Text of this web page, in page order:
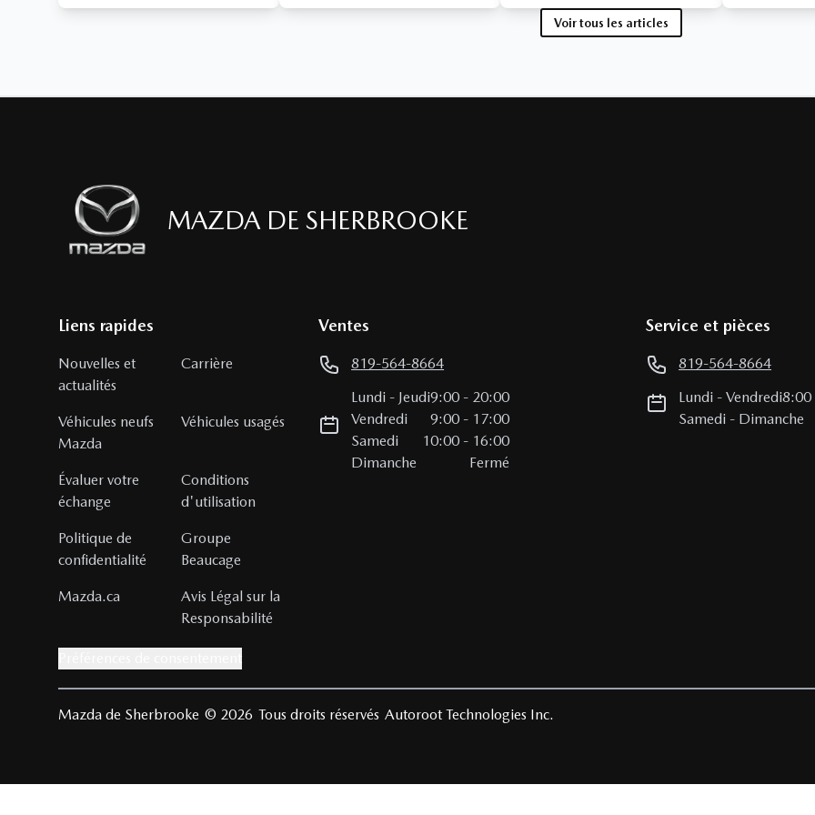
Voir tous les articles
MAZDA DE SHERBROOKE
Liens rapides
Nouvelles et
actualités
Carrière
Véhicules neufs
Mazda
Véhicules usagés
Évaluer votre
échange
Conditions
d'utilisation
Politique de
confidentialité
Groupe
Beaucage
Mazda.ca
Avis Légal sur la
Responsabilité
Ventes
819-564-8664
Lundi - Jeudi9:00 - 20:00
Vendredi
9:00 - 17:00
Samedi
10:00 - 16:00
Dimanche
Fermé
Service et pièces
819-564-8664
Lundi -Vendredi8:00
Samedi - Dimanche
Mazda de Sherbrooke © 2026 Tous droits réservés Autoroot Technologies Inc.